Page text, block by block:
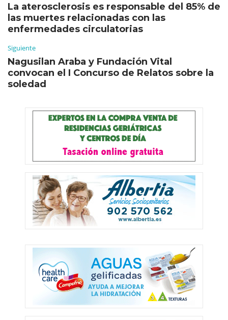
La aterosclerosis es responsable del 85% de
las muertes relacionadas con las
enfermedades circulatorias
Siguiente
Nagusilan Araba y Fundación Vital
convocan el I Concurso de Relatos sobre la
soledad